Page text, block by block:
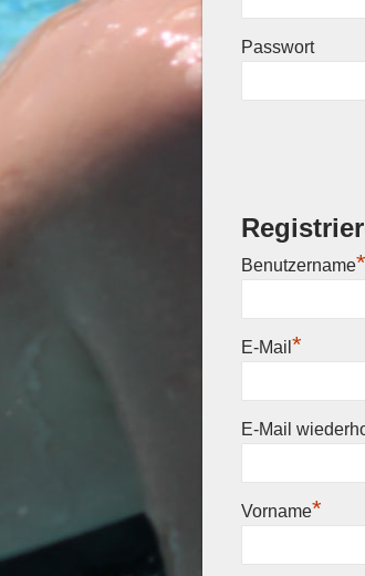
Passwort
Benutzername*
E-Mail *
E-Mail
Vorname*